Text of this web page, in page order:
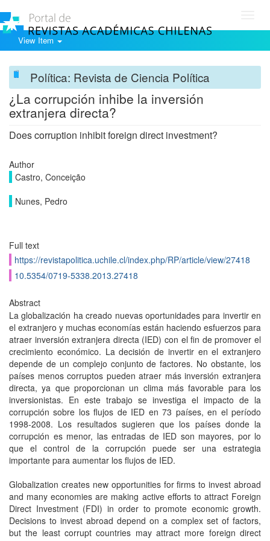
View Item
Política: Revista de Ciencia Política
¿La corrupción inhibe la inversión
extranjera directa?
Does corruption inhibit foreign direct investment?
Author
Castro, Conceição
Nunes, Pedro
Full text
https://revistapolitica.uchile.cl/index.php/RP/article/view/27418
10.5354/0719-5338.2013.27418
Abstract
La globalización ha creado nuevas oportunidades para invertir en
el extranjero y muchas economías están haciendo esfuerzos para
atraer inversión extranjera directa (IED) con el fin de promover el
crecimiento económico. La decisión de invertir en el extranjero
depende de un complejo conjunto de factores. No obstante, los
países menos corruptos pueden atraer más inversión extranjera
directa, ya que proporcionan un clima más favorable para los
inversionistas. En este trabajo se investiga el impacto de la
corrupción sobre los flujos de IED en 73 países, en el período
1998-2008. Los resultados sugieren que los países donde la
corrupción es menor, las entradas de IED son mayores, por lo
que el control de la corrupción puede ser una estrategia
importante para aumentar los flujos de IED.
Globalization creates new opportunities for firms to invest abroad
and many economies are making active efforts to attract Foreign
Direct Investment (FDI) in order to promote economic growth.
Decisions to invest abroad depend on a complex set of factors,
but the least corrupt countries may attract more foreign direct